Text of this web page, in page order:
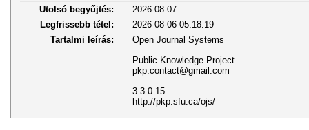
Utolsó begyűjtés:
2026-08-07
Legfrissebb tétel:
2026-08-06 05:18:19
Tartalmi leírás:
Open Journal Systems
Public Knowledge Project
pkp.contact@gmail.com
3.3.0.15
http://pkp.sfu.ca/ojs/